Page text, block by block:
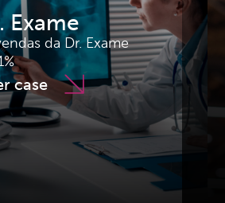
Exame
da Dr. Exame
case